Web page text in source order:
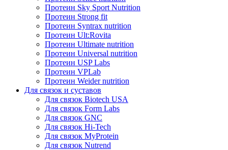
Протеин Sky Sport Nutrition
Протеин Strong fit
Протеин Syntrax nutrition
Протеин Ult:Rovita
Протеин Ultimate nutrition
Протеин Universal nutrition
Протеин USP Labs
Протеин VPLab
Протеин Weider nutrition
Для связок и суставов
Для связок Biotech USA
Для связок Form Labs
Для связок GNC
Для связок Hi-Tech
Для связок MyProtein
Для связок Nutrend